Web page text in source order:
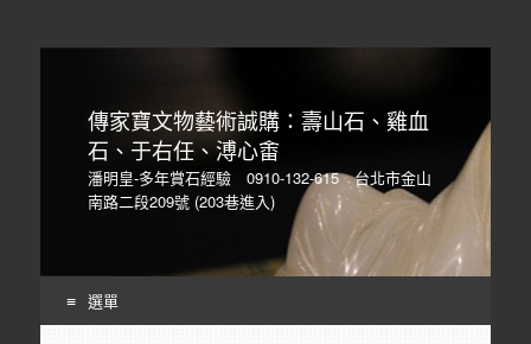
傳家寶文物藝術誠購：壽山石、雞血
石、于右任、溥心畬
潘明皇-多年賞石經驗 0910-132-615 台北市金山
南路二段209號 (203巷進入)
選單